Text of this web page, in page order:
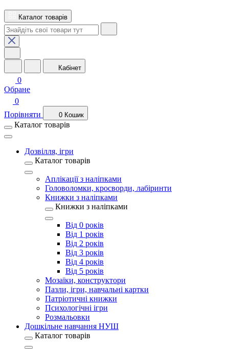
Каталог товарів
Кабінет
0
Обране
0
Порівняти
0 Кошик
Каталог товарів
Дозвілля, ігри
Каталог товарів
Аплікації з наліпками
Головоломки, кросворди, лабіринти
Книжки з наліпками
Книжки з наліпками
Від 0 років
Від 1 років
Від 2 років
Від 3 років
Від 4 років
Від 5 років
Мозаїки, конструктори
Пазли, ігри, навчальні картки
Патріотичні книжки
Психологічні ігри
Розмальовки
Дошкільне навчання НУШ
Каталог товарів